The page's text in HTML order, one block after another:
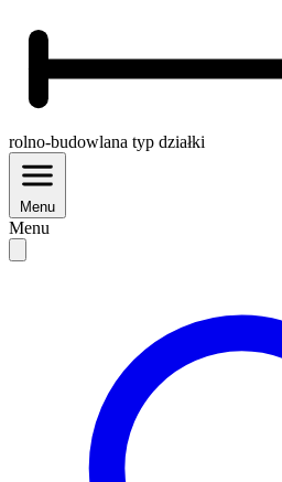
rolno-budowlana typ działki
Menu
Menu